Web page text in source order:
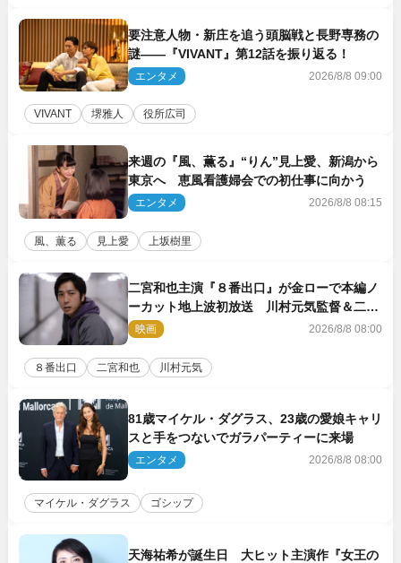
要注意人物・新庄を追う頭脳戦と長野専務の
謎――『VIVANT』第12話を振り返る！
エンタメ 2026/8/8 09:00
VIVANT 堺雅人 役所広司
来週の『風、薫る』“りん”見上愛、新潟から
東京へ 恵風看護婦会での初仕事に向かう
エンタメ 2026/8/8 08:15
風、薫る 見上愛 上坂樹里
二宮和也主演『８番出口』が金ローで本編ノ
ーカット地上波初放送 川村元気監督＆二宮
コメント到着
映画 2026/8/8 08:00
８番出口 二宮和也 川村元気
81歳マイケル・ダグラス、23歳の愛娘キャリ
スと手をつないでガラパーティーに来場
エンタメ 2026/8/8 08:00
マイケル・ダグラス ゴシップ
天海祐希が誕生日 大ヒット主演作『女王の